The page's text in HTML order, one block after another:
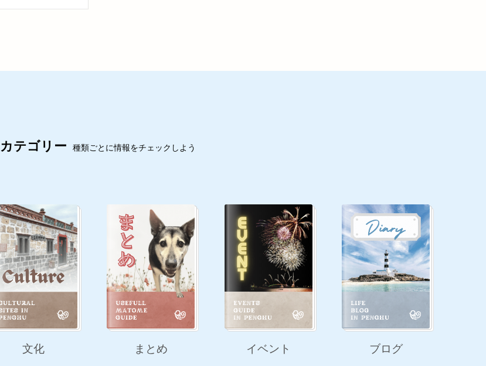
カテゴリー 種類ごとに情報をチェックしよう
文化 まとめ イベント ブログ